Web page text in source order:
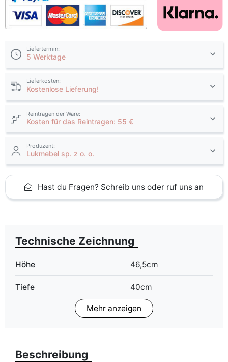
Liefertermin:
5 Werktage
Lieferkosten:
Kostenlose Lieferung!
Reintragen der Ware:
Kosten für das Reintragen: 55 €
Produzent:
Lukmebel sp. z o. o.
Hast du Fragen? Schreib uns oder ruf uns an
Technische Zeichnung
Höhe 46,5cm
Tiefe 40cm
Matt
Breite
Mehr anzeigen
Beschreibung